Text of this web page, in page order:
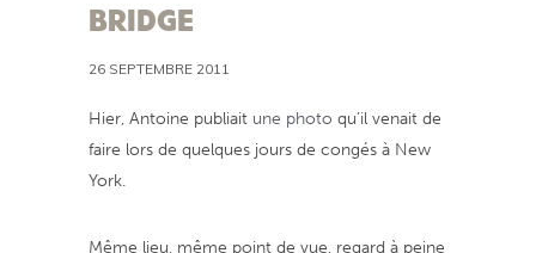
BRIDGE
26 SEPTEMBRE 2011
Hier, Antoine publiait une photo qu’il venait de
faire lors de quelques jours de congés à New
York.
Même lieu, même point de vue, regard à peine